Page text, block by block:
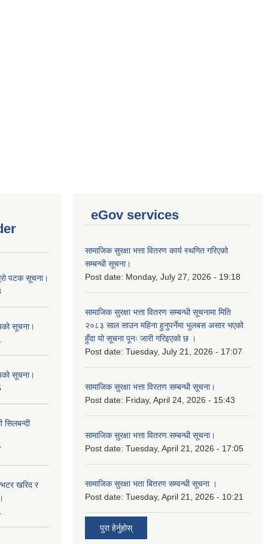
पटक सूचना।
सूचना।
सूचना।
सिलबन्दी
खरिद र
eGov services
सामाजिक सुरक्षा भत्ता वितरण कार्य स्थगित गरिएको
सम्बन्धी सूचना।
Post date: Monday, July 27, 2026 - 19:18
सामाजिक सुरक्षा भत्ता वितरण सम्बन्धी सूचनामा मिति
२०८३ साल साउन महिना हुनुपर्नेमा भुलबस असार भएको
हुँदा यो सूचना पूनः जारी गरिइएको छ ।
Post date: Tuesday, July 21, 2026 - 17:07
सामाजिक सुरक्षा भत्ता विरतण सम्बन्धी सूचना।
Post date: Friday, April 24, 2026 - 15:43
सामाजिक सुरक्षा भत्ता वितरण सम्‍बन्धी सूचना।
Post date: Tuesday, April 21, 2026 - 17:05
सामाजिक सुरक्षा भता बितरण सम्वन्धी सूचना ।
Post date: Tuesday, April 21, 2026 - 10:21
पुरा हेर्नुहोस्